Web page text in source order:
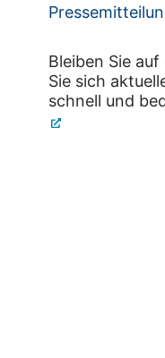
Bleiben Sie
Sie sich
schnell und